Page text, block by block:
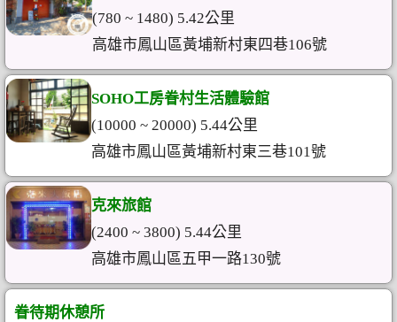
(780 ~ 1480) 5.42公里
高雄市鳳山區黃埔新村東四巷106號
SOHO工房眷村生活體驗館
(10000 ~ 20000) 5.44公里
高雄市鳳山區黃埔新村東三巷101號
克來旅館
(2400 ~ 3800) 5.44公里
高雄市鳳山區五甲一路130號
眷待期休憩所